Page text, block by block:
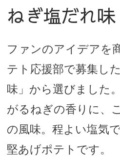
ねぎ塩だれ味
ファンのアイデアを
テト応援部で募集し
味」から選びました
がるねぎの香りに、
の風味。程よい塩気
堅あげポテトです。